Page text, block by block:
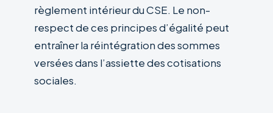
règlement intérieur du CSE. Le non-
respect de ces principes d’égalité peut
entraîner la réintégration des sommes
versées dans l’assiette des cotisations
sociales.